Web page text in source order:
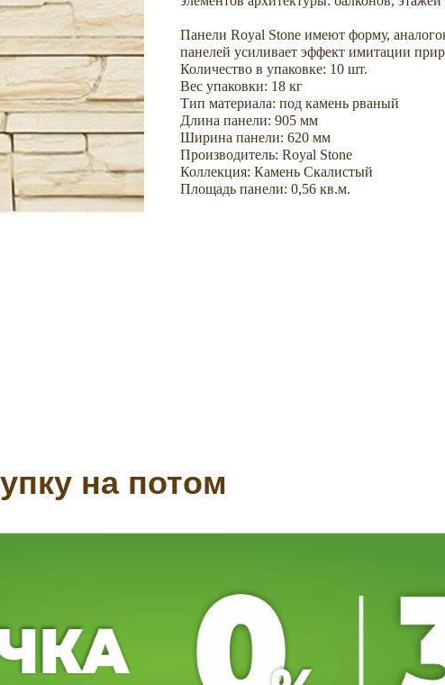
Панели Royal Stone имеют форму,
панелей усиливает эффект имитации
Количество в упаковке: 10 шт.
Вес упаковки: 18 кг
Тип материала: под камень рваный
Длина панели: 905 мм
Ширина панели: 620 мм
Производитель: Royal Stone
Коллекция: Камень Скалистый
Площадь панели: 0,56 кв.м.
на потом